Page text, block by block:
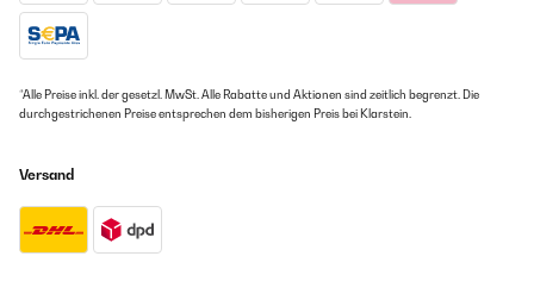
*Alle Preise inkl. der gesetzl. MwSt. Alle Rabatte und Aktionen sind zeitlich begrenzt. Die
durchgestrichenen Preise entsprechen dem bisherigen Preis bei Klarstein.
Versand